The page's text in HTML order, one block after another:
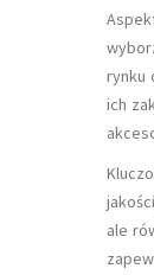
rynku
ich
ale